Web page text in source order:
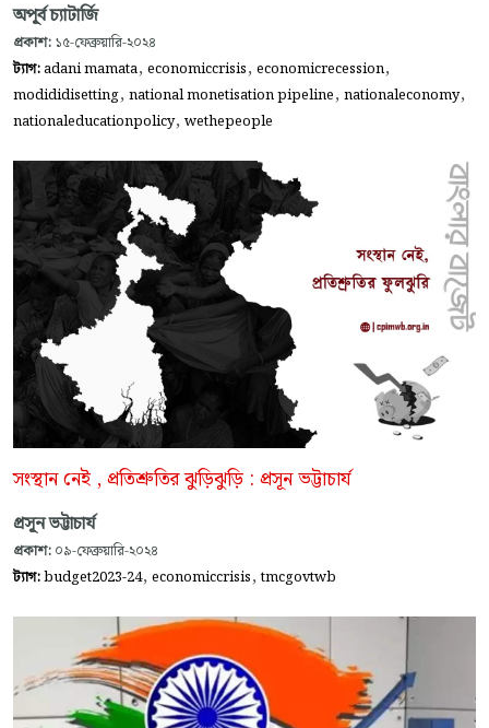
অপূর্ব চ্যাটার্জি
প্রকাশ: ১৫-ফেব্রুয়ারি-২০২৪
ট্যাগ:adani mamata, economiccrisis, economicrecession,
modididisetting, national monetisation pipeline, nationaleconomy,
nationaleducationpolicy, wethepeople
সংস্থান নেই , প্রতিশ্রুতির ঝুড়িঝুড়ি : প্রসূন ভট্টাচার্য
প্রসূন ভট্টাচার্য
প্রকাশ: ০৯-ফেব্রুয়ারি-২০২৪
ট্যাগ:budget2023-24, economiccrisis,tmcgovtwb